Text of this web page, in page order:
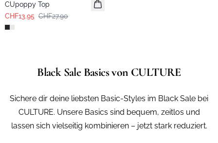
CUpoppy Top
CHF13.95 CHF27.90
Black Sale Basics von CULTURE
Sichere dir deine liebsten Basic-Styles im Black Sale bei
CULTURE. Unsere Basics sind bequem, zeitlos und
lassen sich vielseitig kombinieren – jetzt stark reduziert.